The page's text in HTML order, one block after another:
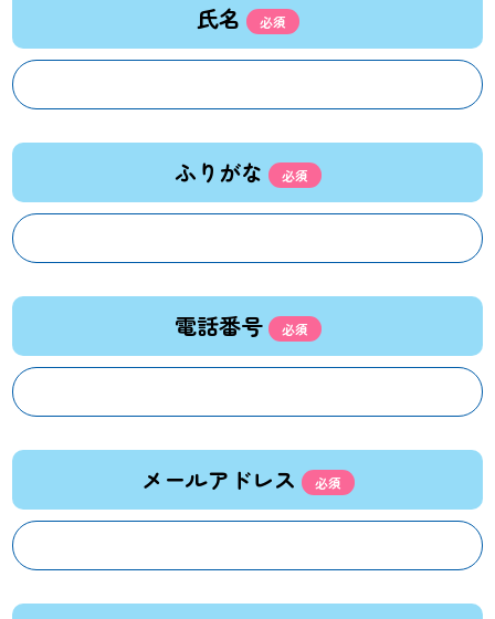
氏名
ふりがな
電話番号
メールアドレス